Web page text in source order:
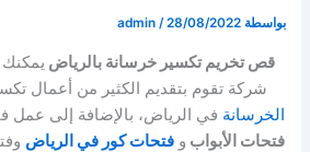
بواسطة admin /28/08/2022
قص تخريم تكسير خرسانة بالرياض يمكنك
شركة تقوم بتقديم الكثير من أعمال
الخرسانة في الرياض، بالإضافة إلى عمل
فتحات الأبواب وفتحات كور في الرياض